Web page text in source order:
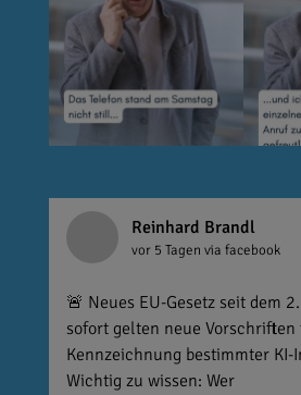
Reinhard Brandl
vor 5 Tagen via facebook
🚨 Neues EU-Gesetz seit dem
sofort gelten neue Vorschriften
Kennzeichnung bestimmter
Wichtig zu wissen: Wer